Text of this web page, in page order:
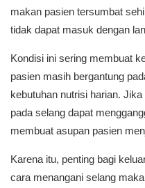
makan pasien tersumbat
tidak dapat masuk dengan
Kondisi ini sering membuat
pasien masih bergantung
kebutuhan nutrisi harian.
pada selang dapat
membuat asupan pasien
Karena itu, penting bagi
cara menangani selang